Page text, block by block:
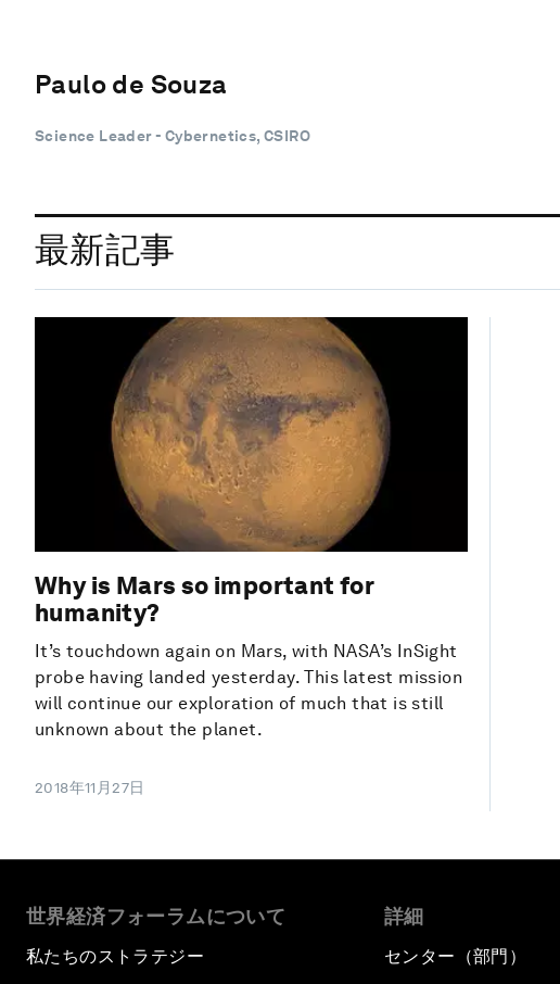
Paulo de Souza
Science Leader - Cybernetics, CSIRO
最新記事
Why is Mars so important for
humanity?
It’s touchdown again on Mars, with NASA’s InSight
probe having landed yesterday. This latest mission
will continue our exploration of much that is still
unknown about the planet.
2018年11月27日
世界経済フォーラムについて
私たちのストラテジー
詳細
センター（部門）